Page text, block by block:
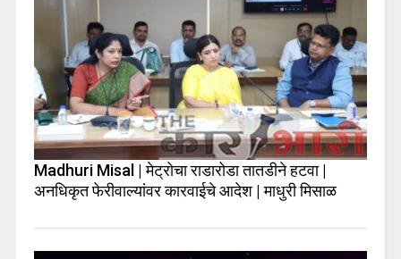
Madhuri Misal | मेट्रोचा राडारोडा तातडीने हटवा |
अनधिकृत फेरीवाल्यांवर कारवाईचे आदेश | माधुरी मिसाळ